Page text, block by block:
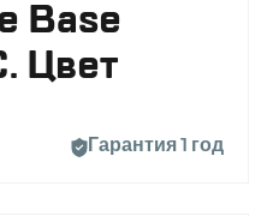
Base
Цвет
Гарантия 1 год